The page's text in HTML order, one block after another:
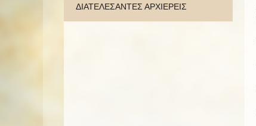
ΔΙΑΤΕΛΕΣΑΝΤΕΣ ΑΡΧΙΕΡΕΙΣ